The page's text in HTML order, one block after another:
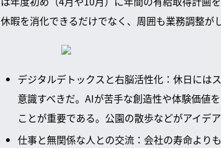
休暇を消化できるだけでなく、周囲も業務調整が
デジタルデトックスと右脳活性化：休日には
意識すべきだ。AIが苦手な創造性や体験価値
ことが重要である。公園の散歩などがアイデ
仕事と無関係な人との交流：会社の寿命より